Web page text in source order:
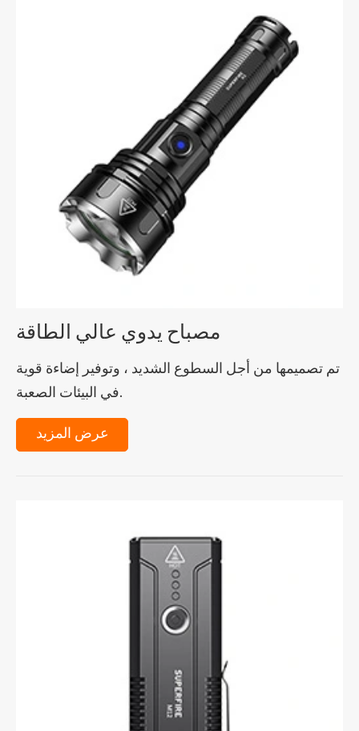
مصباح يدوي عالي الطاقة
تم تصميمها من أجل السطوع الشديد ، وتوفير إضاءة قوية
في البيئات الصعبة.
عرض المزيد